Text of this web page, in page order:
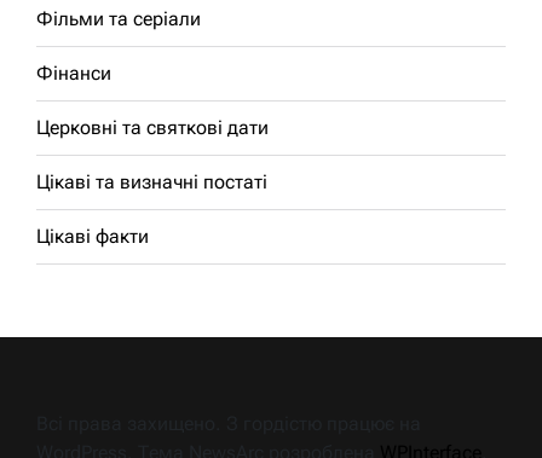
Фільми та серіали
Фінанси
Церковні та святкові дати
Цікаві та визначні постаті
Цікаві факти